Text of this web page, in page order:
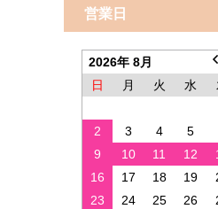
営業日
2026年 8月
日
月 火 水
2
3 4 5
9
10 11 12
16
17 18 19
23
24 25 26